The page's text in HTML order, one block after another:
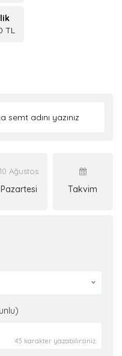
TL
10 Ağustos
Pazartesi Takvim
45 karakter yazabilirsiniz.